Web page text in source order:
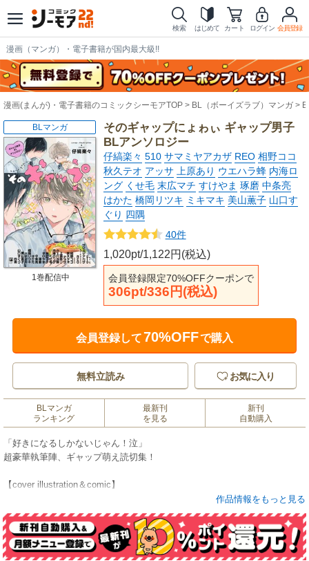
検索 はじめて カート ログイン 会員登録
漫画（マンガ）・電子書籍が国内最大級!!
漫画(まんが)・電子書籍のコミックシーモアTOP BL（ボーイズラブ）マンガ
そのギャップにょゎぃ ギャップ男子
BLアンソロジー
仔縞楽々 510 サマミヤアカザ REO 相野ココ
秋久テオ アッサ 上原あり ウエハラ蜂 内海ロ
ング くせ毛 末広マチ すけやま 琢磨 中条亮
はかた 橋岡リツキ ミキマキ 美山薫子 山口す
ぐり 四隅
40件
1,020pt/1,122円(税込)
会員登録限定70%OFFクーポンで
306pt/336円(税込)
BLマンガ
1巻配信中
会員登録して70%OFFで購入
無料立読み お気に入り
BLマンガ
ランキング
最新刊
を見る
新刊
自動購入
「好きになるしかないじゃん！泣」
超豪華執筆陣、ギャップ萌え読切集！
【cover illustration＆comic】
【pin up】
510/サマミヤアカザ
【pin up＆comic】
REO
作品情報をもっと見る